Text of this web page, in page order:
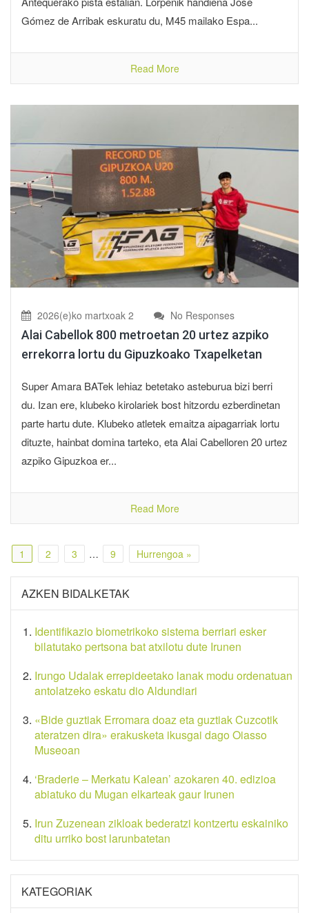
Gómez de Arribak eskuratu du, M45 mailako Espa...
Read More
2026(e)ko martxoak 2 No Responses
Alai Cabellok 800 metroetan 20 urtez azpiko
errekorra lortu du Gipuzkoako Txapelketan
Super Amara BATek lehiaz betetako asteburua bizi berri
du. Izan ere, klubeko kirolariek bost hitzordu ezberdinetan
parte hartu dute. Klubeko atletek emaitza aipagarriak lortu
dituzte, hainbat domina tarteko, eta Alai Cabelloren 20 urtez
azpiko Gipuzkoa er...
Read More
1 2 3 … 9 Hurrengoa »
AZKEN BIDALKETAK
Identifikazio biometrikoko sistema berriari esker
bilatutako pertsona bat atxilotu dute Irunen
Irungo Udalak errepideetako lanak modu ordenatuan
antolatzeko eskatu dio Aldundiari
«Bide guztiak Erromara doaz eta guztiak Cuzcotik
ateratzen dira» erakusketa ikusgai dago Oiasso
Museoan
‘Braderie – Merkatu Kalean’ azokaren 40. edizioa
abiatuko du Mugan elkarteak gaur Irunen
Irun Zuzenean zikloak bederatzi kontzertu eskainiko
ditu urriko bost larunbatetan
KATEGORIAK